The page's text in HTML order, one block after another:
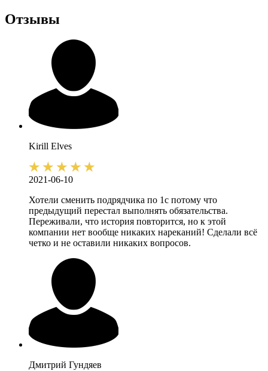
Отзывы
Kirill Elves
2021-06-10
Хотели сменить подрядчика по 1с потому что
предыдущий перестал выполнять обязательства.
Переживали, что история повторится, но к этой
компании нет вообще никаких нареканий! Сделали всё
четко и не оставили никаких вопросов.
Дмитрий Гундяев